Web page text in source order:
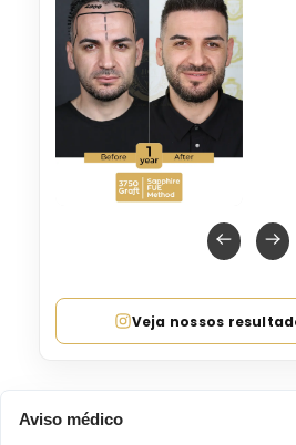
Veja nossos
Aviso médico